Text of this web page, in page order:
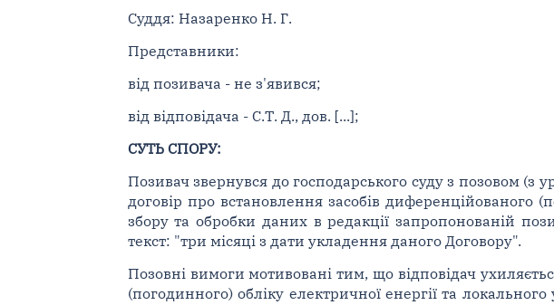
Суддя: Назаренко Н. Г.
Представники:
від позивача - не з'явився;
від відповідача - С.Т. Д., дов. [...];
СУТЬ СПОРУ:
Позивач звернувся до господарського суду з позовом (з
договір про встановлення засобів диференційованого
збору та обробки даних в редакції запропонованій
текст: "три місяці з дати укладення даного Договору".
Позовні вимоги мотивовані тим, що відповідач
(погодинного) обліку електричної енергії та